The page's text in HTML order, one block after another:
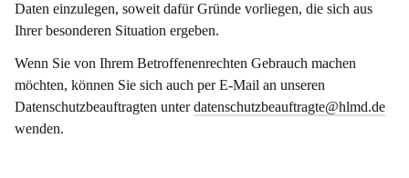
Daten einzulegen, soweit dafür Gründe vorliegen, die sich aus
Ihrer besonderen Situation ergeben.
Wenn Sie von Ihrem Betroffenenrechten Gebrauch machen
möchten, können Sie sich auch per E-Mail an unseren
Datenschutzbeauftragten unterdatenschutzbeauftragte@hlmd.de
wenden.